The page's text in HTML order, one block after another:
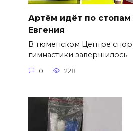
Артём идёт по
Евгения
В тюменском Центре
гимнастики завершилось
0 228